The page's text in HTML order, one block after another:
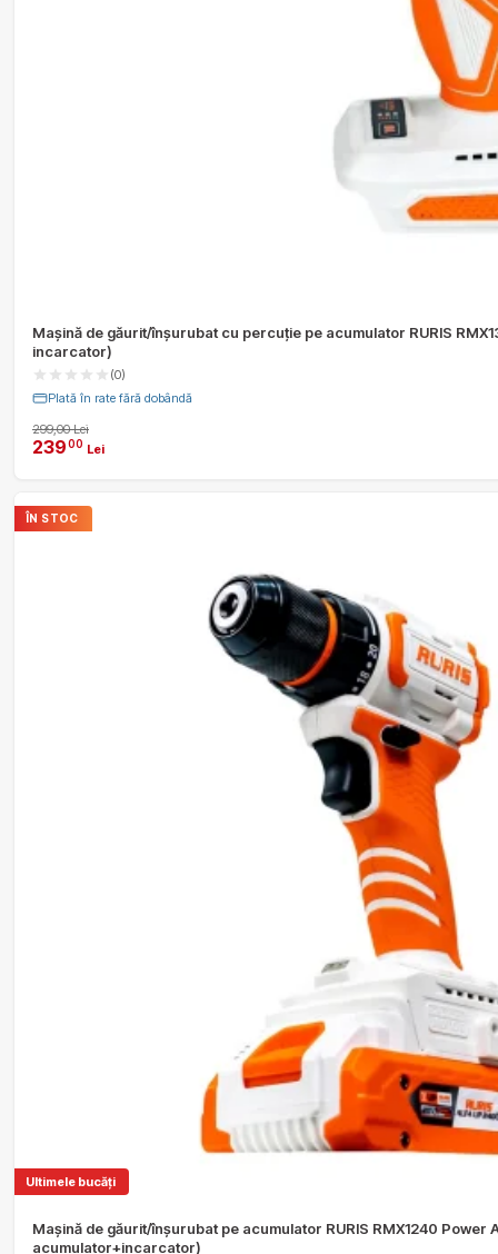
Mașină de găurit/înșurubat cu percuție pe acumulator RURIS
incarcator)
(0)
Plată în rate fără dobândă
299,00 Lei
23900 Lei
ÎN STOC
Ultimele bucăți
Mașină de găurit/înșurubat pe acumulator RURIS RMX1240 Power
acumulator+incarcator)